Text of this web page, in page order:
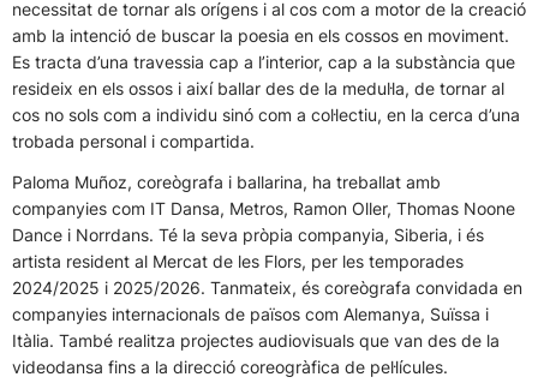
necessitat de tornar als orígens i al cos com a motor de la creació
amb la intenció de buscar la poesia en els cossos en moviment.
Es tracta d’una travessia cap a l’interior, cap a la substància que
resideix en els ossos i així ballar des de la medul·la, de tornar al
cos no sols com a individu sinó com a col·lectiu, en la cerca d’una
trobada personal i compartida.
Paloma Muñoz, coreògrafa i ballarina, ha treballat amb
companyies com IT Dansa, Metros, Ramon Oller, Thomas Noone
Dance i Norrdans. Té la seva pròpia companyia, Siberia, i és
artista resident al Mercat de les Flors, per les temporades
2024/2025 i 2025/2026. Tanmateix, és coreògrafa convidada en
companyies internacionals de països com Alemanya, Suïssa i
Itàlia. També realitza projectes audiovisuals que van des de la
videodansa fins a la direcció coreogràfica de pel·lícules.